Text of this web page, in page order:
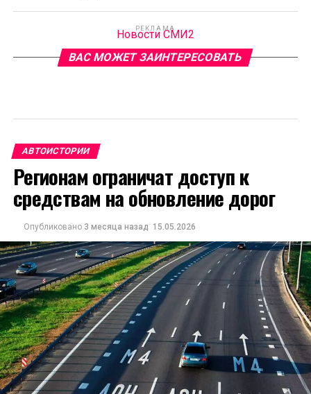
РЕКЛАМА
Новости СМИ2
ВАС МОЖЕТ ЗАИНТЕРЕСОВАТЬ
АВТОИСТОРИИ
Регионам ограничат доступ к
средствам на обновление дорог
Опубликовано 3 месяца назад 15.05.2026